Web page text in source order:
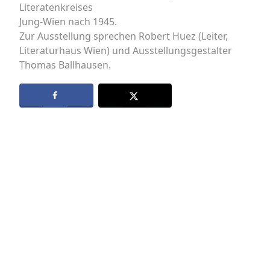
Literatenkreises
Jung-Wien nach 1945.
Zur Ausstellung sprechen Robert Huez (Leiter,
Literaturhaus Wien) und Ausstellungsgestalter
Thomas Ballhausen.